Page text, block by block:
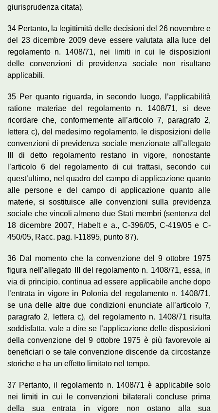
giurisprudenza citata).
34 Pertanto, la legittimità delle decisioni del 26 novembre e
del 23 dicembre 2009 deve essere valutata alla luce del
regolamento n. 1408/71, nei limiti in cui le disposizioni
delle convenzioni di previdenza sociale non risultano
applicabili.
35 Per quanto riguarda, in secondo luogo, l’applicabilità
ratione materiae del regolamento n. 1408/71, si deve
ricordare che, conformemente all’articolo 7, paragrafo 2,
lettera c), del medesimo regolamento, le disposizioni delle
convenzioni di previdenza sociale menzionate all’allegato
III di detto regolamento restano in vigore, nonostante
l’articolo 6 del regolamento di cui trattasi, secondo cui
quest’ultimo, nel quadro del campo di applicazione quanto
alle persone e del campo di applicazione quanto alle
materie, si sostituisce alle convenzioni sulla previdenza
sociale che vincoli almeno due Stati membri (sentenza del
18 dicembre 2007, Habelt e a., C-396/05, C-419/05 e C-
450/05, Racc. pag. I-11895, punto 87).
36 Dal momento che la convenzione del 9 ottobre 1975
figura nell’allegato III del regolamento n. 1408/71, essa, in
via di principio, continua ad essere applicabile anche dopo
l’entrata in vigore in Polonia del regolamento n. 1408/71,
se una delle altre due condizioni enunciate all’articolo 7,
paragrafo 2, lettera c), del regolamento n. 1408/71 risulta
soddisfatta, vale a dire se l’applicazione delle disposizioni
della convenzione del 9 ottobre 1975 è più favorevole ai
beneficiari o se tale convenzione discende da circostanze
storiche e ha un effetto limitato nel tempo.
37 Pertanto, il regolamento n. 1408/71 è applicabile solo
nei limiti in cui le convenzioni bilaterali concluse prima
della sua entrata in vigore non ostano alla sua